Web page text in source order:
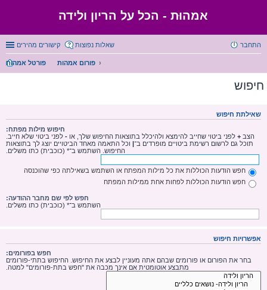
אמהוּת - הכל על הריון ולידה
קישורים מהירים שאלות נפוצות התחבר
פורטל אמהות פורום אמהות
חיפוש
שאילתת חיפוש
חיפוש מילות מפתח:
הצב + לפני ביטוי שחייב להימצא ולהיכלל בתוצאות החיפוש שלך, או - לפני ביטוי שלא חייב.
תוכל גם לרשום רשימת ביטויים מופרדים ב־| וכל התאמה מאחד הביטויים יוצג לך בתוצאות
החיפוש. השתמש ב־* (כוכבית) כתו משלים.
חפש הודעות הכוללות את כל מילות המפתח או השתמש בשאילתה כפי שהוכנסה
חפש הודעות הכוללות לפחות אחת ממילות המפתח
חפש לפי שם מחבר ההודעה:
השתמש ב־* (כוכבית) כתו משלים.
אפשרויות חיפוש
חפש בפורומים:
בחר את הפורום או פורומים שבהם אתה מעוניין לבצע את החיפוש. החיפוש בתתי-פורומים
מתבצע אוטומטית אם אינך מכבה את "חפש בתת-פורומים" למטה.